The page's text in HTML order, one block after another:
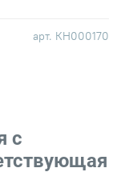
арт. КН000170
с